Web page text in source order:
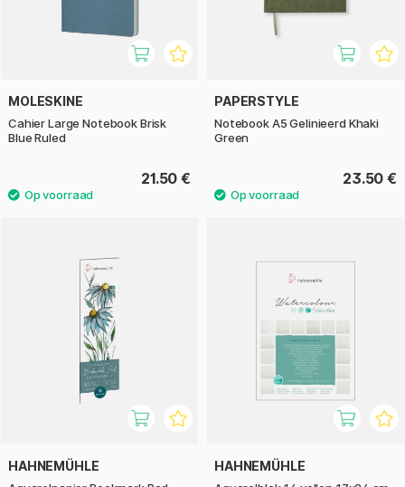
MOLESKINE
Cahier Large Notebook Brisk
Blue Ruled
21.50 €
PAPERSTYLE
Notebook A5 Gelinieerd Khaki
Green
23.50 €
HAHNEMÜHLE HAHNEMÜHLE